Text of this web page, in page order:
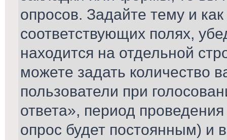
опросов. Задайте тему и
соответствующих полях,
находится на отдельной
можете задать количество
пользователи при
ответа», период
опрос будет постоянным) и